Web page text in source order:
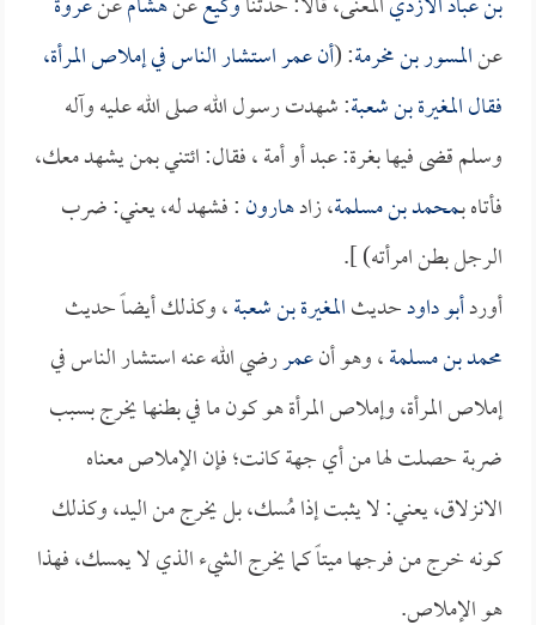
عنالمسور بن مخرمة: (أنعمراستشار الناس في إملاص المرأة،
فقالالمغيرة بن شعبة: شهدت رسول الله صلى الله عليه وآله
وسلم قضى فيها بغرة: عبد أو أمة ، فقال: ائتني بمن يشهد معك،
فأتاه بـمحمد بن مسلمة، زادهارون: فشهد له، يعني: ضرب
الرجل بطن امرأته) ].
أوردأبو داودحديثالمغيرة بن شعبة، وكذلك أيضاً حديث
محمد بن مسلمة، وهو أنعمررضي الله عنه استشار الناس في
إملاص المرأة، وإملاص المرأة هو كون ما في بطنها يخرج بسبب
ضربة حصلت لها من أي جهة كانت؛ فإن الإملاص معناه
الانزلاق، يعني: لا يثبت إذا مُسك، بل يخرج من اليد، وكذلك
كونه خرج من فرجها ميتاً كما يخرج الشيء الذي لا يمسك، فهذا
هو الإملاص.